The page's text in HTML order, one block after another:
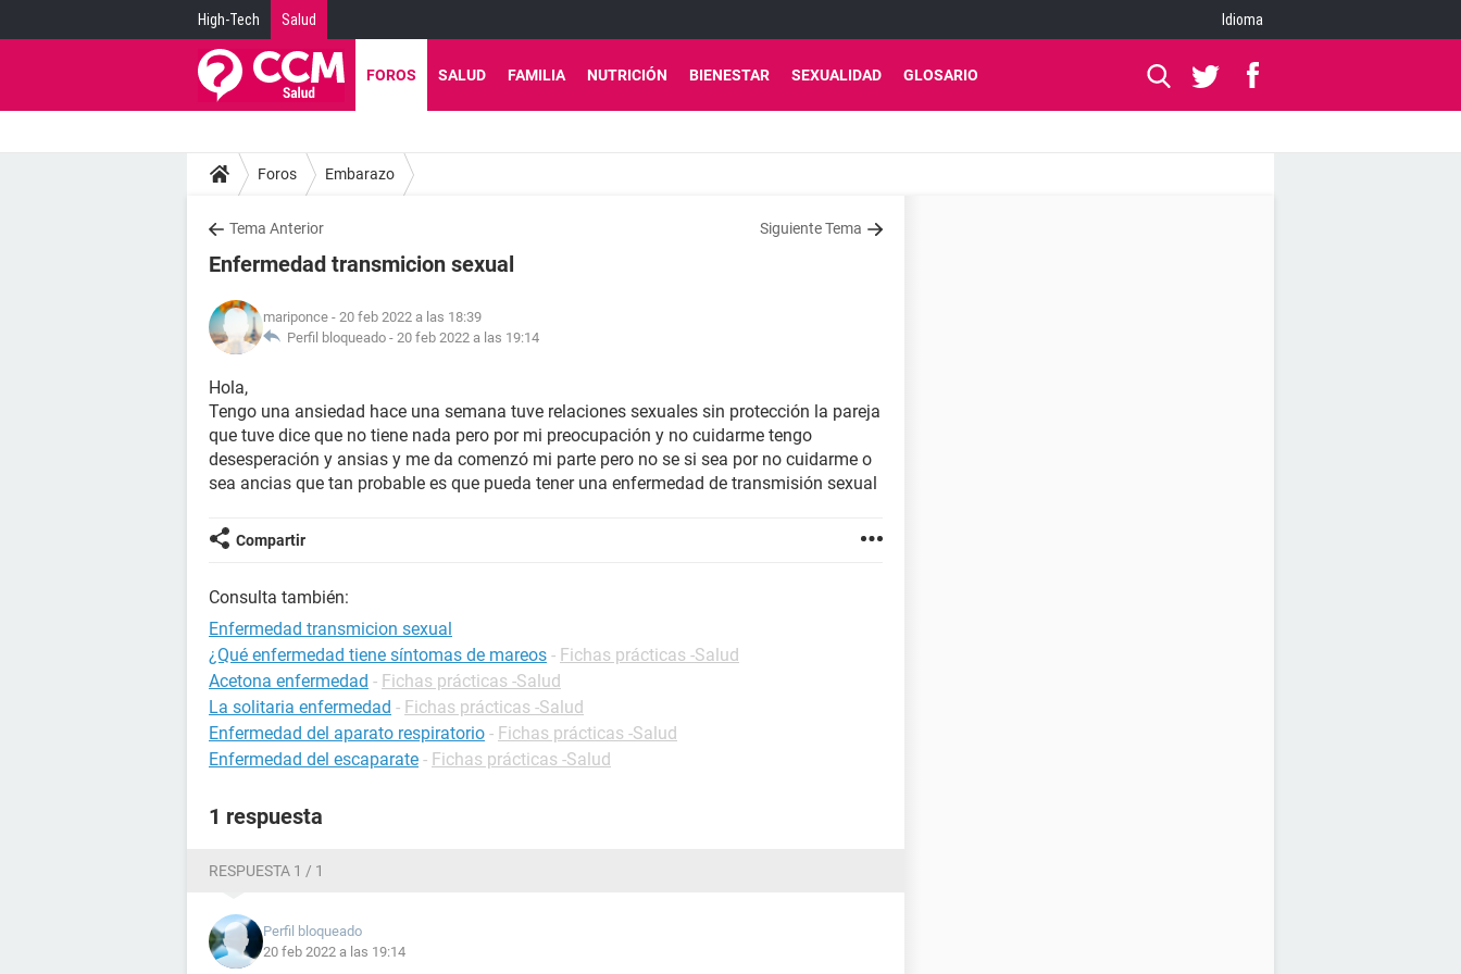
High-Tech Salud Idioma
FOROS SALUD FAMILIA NUTRICIÓN BIENESTAR SEXUALIDAD GLOSARIO
Foros Embarazo
Tema Anterior Siguiente Tema
Enfermedad transmicion sexual
mariponce - 20 feb 2022 a las 18:39
Perfil bloqueado - 20 feb 2022 a las 19:14
Hola,
Tengo una ansiedad hace una semana tuve relaciones sexuales sin protección la pareja
que tuve dice que no tiene nada pero por mi preocupación y no cuidarme tengo
desesperación y ansias y me da comenzó mi parte pero no se si sea por no cuidarme o
sea ancias que tan probable es que pueda tener una enfermedad de transmisión sexual
Compartir
Consulta también:
Enfermedad transmicion sexual
¿Qué enfermedad tiene síntomas de mareos - Fichas prácticas -Salud
Acetona enfermedad - Fichas prácticas -Salud
La solitaria enfermedad - Fichas prácticas -Salud
Enfermedad del aparato respiratorio - Fichas prácticas -Salud
Enfermedad del escaparate - Fichas prácticas -Salud
1 respuesta
RESPUESTA 1 / 1
Perfil bloqueado
20 feb 2022 a las 19:14